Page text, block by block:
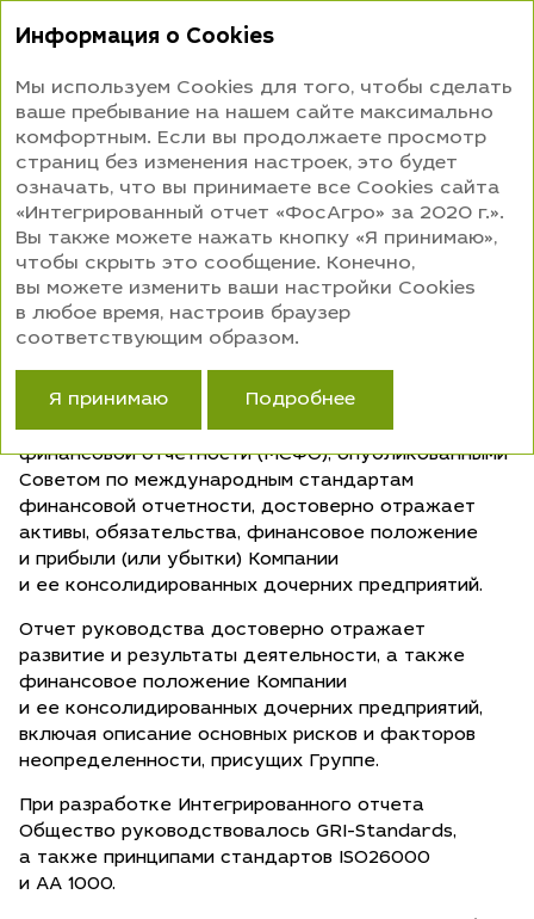
отчет 2020
ЗАЯВЛЕНИЕ ОБ ОТВЕТСТВЕННОСТИ РУКОВОДСТВА
ЗАЯВЛЕНИЕ
ОБ ОТВЕТСТВЕННОСТИ
РУКОВОДСТВА
Руководство компании подтверждает, что
Финансовая отчетность, подготовленная
в соответствии с Международными стандартами
финансовой отчетности (МСФО), опубликованными
Советом по международным стандартам
финансовой отчетности, достоверно отражает
активы, обязательства, финансовое положение
и прибыли (или убытки) Компании
и ее консолидированных дочерних предприятий.
Отчет руководства достоверно отражает
развитие и результаты деятельности, а также
финансовое положение Компании
и ее консолидированных дочерних предприятий,
включая описание основных рисков и факторов
неопределенности, присущих Группе.
При разработке Интегрированного отчета
Общество руководствовалось GRI-Standards,
а также принципами стандартов ISO26000
и АА 1000.
Информация о Cookies
Мы используем Cookies для того, чтобы сделать
ваше пребывание на нашем сайте максимально
комфортным. Если вы продолжаете просмотр
страниц без изменения настроек, это будет
означать, что вы принимаете все Cookies сайта
«Интегрированный отчет «ФосАгро» за 2020 г.».
Вы также можете нажать кнопку «Я принимаю»,
чтобы скрыть это сообщение. Конечно,
вы можете изменить ваши настройки Cookies
в любое время, настроив браузер
соответствующим образом.
Я принимаю Подробнее